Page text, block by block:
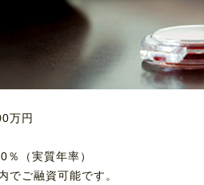
万円
（実質年率）
でご融資可能です。